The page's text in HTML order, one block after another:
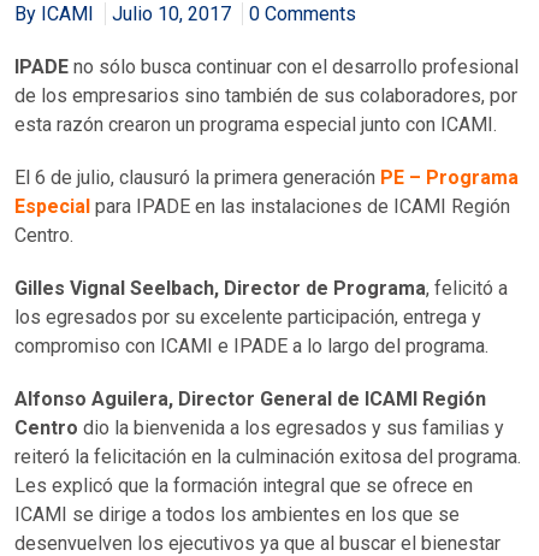
By ICAMI Julio 10, 2017 0 Comments
IPADE no sólo busca continuar con el desarrollo profesional
de los empresarios sino también de sus colaboradores, por
esta razón crearon un programa especial junto con ICAMI.
El 6 de julio, clausuró la primera generación PE – Programa
Especial para IPADE en las instalaciones de ICAMI Región
Centro.
Gilles Vignal Seelbach, Director de Programa, felicitó a
los egresados por su excelente participación, entrega y
compromiso con ICAMI e IPADE a lo largo del programa.
Alfonso Aguilera, Director General de ICAMI Región
Centro dio la bienvenida a los egresados y sus familias y
reiteró la felicitación en la culminación exitosa del programa.
Les explicó que la formación integral que se ofrece en
ICAMI se dirige a todos los ambientes en los que se
desenvuelven los ejecutivos ya que al buscar el bienestar